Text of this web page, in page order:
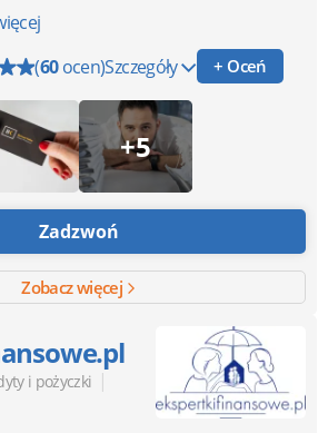
(60ocen)Szczegóły + Oceń
+5
Zadzwoń
Zobacz więcej
i pożyczki |